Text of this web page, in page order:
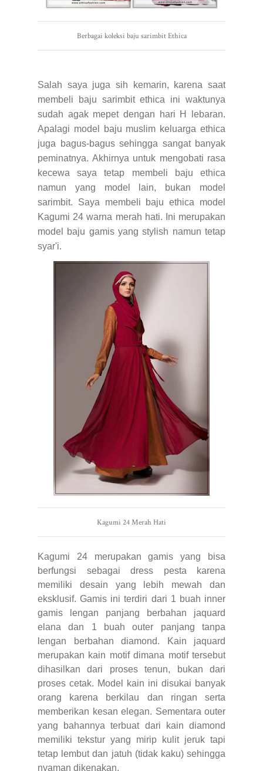
Berbagai koleksi baju sarimbit Ethica
Salah saya juga sih kemarin, karena saat
membeli baju sarimbit ethica ini waktunya
sudah agak mepet dengan hari H lebaran.
Apalagi model baju muslim keluarga ethica
juga bagus-bagus sehingga sangat banyak
peminatnya. Akhirnya untuk mengobati rasa
kecewa saya tetap membeli baju ethica
namun yang model lain, bukan model
sarimbit. Saya membeli baju ethica model
Kagumi 24 warna merah hati. Ini merupakan
model baju gamis yang stylish namun tetap
syar'i.
Kagumi 24 Merah Hati
Kagumi 24 merupakan gamis yang bisa
berfungsi sebagai dress pesta karena
memiliki desain yang lebih mewah dan
eksklusif. Gamis ini terdiri dari 1 buah inner
gamis lengan panjang berbahan jaquard
elana dan 1 buah outer panjang tanpa
lengan berbahan diamond. Kain jaquard
merupakan kain motif dimana motif tersebut
dihasilkan dari proses tenun, bukan dari
proses cetak. Model kain ini disukai banyak
orang karena berkilau dan ringan serta
memberikan kesan elegan. Sementara outer
yang bahannya terbuat dari kain diamond
memiliki tekstur yang mirip kulit jeruk tapi
tetap lembut dan jatuh (tidak kaku) sehingga
nyaman dikenakan.